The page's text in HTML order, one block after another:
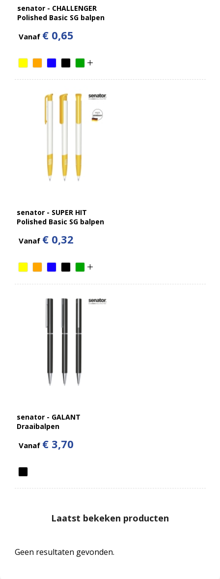
senator - CHALLENGER
Polished Basic SG balpen
Vanaf € 0,65
senator - SUPER HIT
Polished Basic SG balpen
Vanaf € 0,32
senator - GALANT
Draaibalpen
Vanaf € 3,70
Laatst bekeken producten
Geen resultaten gevonden.